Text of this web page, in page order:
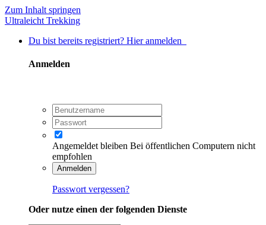
Zum Inhalt springen
Ultraleicht Trekking
Du bist bereits registriert? Hier anmelden
Anmelden
Angemeldet bleiben Bei öffentlichen Computern nicht
empfohlen
Anmelden
Passwort vergessen?
Oder nutze einen der folgenden Dienste